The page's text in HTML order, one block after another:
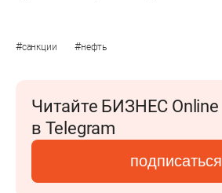
#санкции #нефть
Читайте БИЗНЕС Online
в Telegram
подписаться